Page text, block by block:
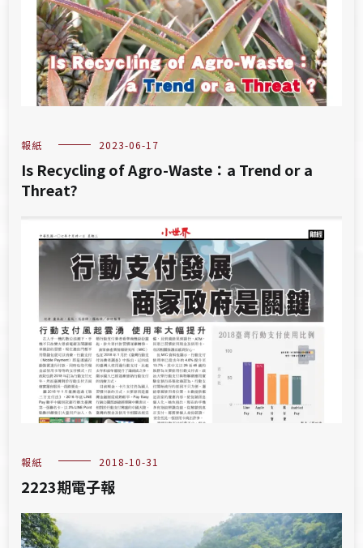
報紙 2023-06-17
Is Recycling of Agro-Waste：a Trend or a
Threat?
報紙 2018-10-31
2223期電子報